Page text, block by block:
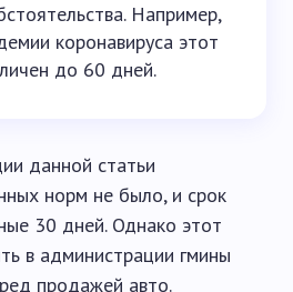
Например,
коронавируса этот
до 60 дней.
данной статьи
норм не было, и срок
30 дней. Однако этот
в администрации гмины
продажей авто.